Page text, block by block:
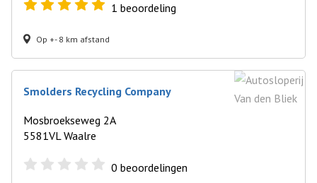
1 beoordeling
Op +- 8 km afstand
Smolders Recycling Company
Mosbroekseweg 2A
5581VL Waalre
0 beoordelingen